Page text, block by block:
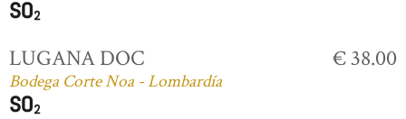
LUGANA DOC
Bodega Corte Noa - Lombardía
€ 38.00